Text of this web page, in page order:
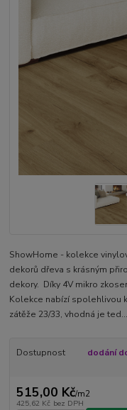
ShowHome - kolekce
dekorů dřeva s krásným
dekory. Díky 4V mikro
Kolekce nabízí spolehlivou
zátěže 23/33, vhodná je ted...
Dostupnost dodání
515,00 Kč/m2
425,62 Kč bez DPH